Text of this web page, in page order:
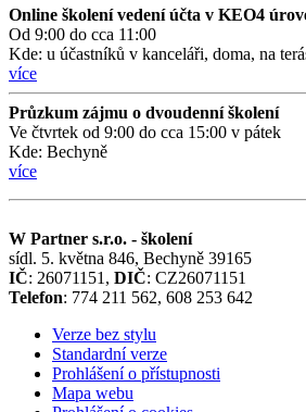
Online školení vedení účta v KEO4
Od 9:00 do cca 11:00
Kde: u účastníků v kanceláři, doma, na
více
Průzkum zájmu o dvoudenní školení
Ve čtvrtek od 9:00 do cca 15:00 v pátek
Kde: Bechyně
více
W Partner s.r.o. - školení
sídl. 5. května 846, Bechyně 39165
IČ: 26071151, DIČ: CZ26071151
Telefon: 774 211 562, 608 253 642
Verze bez stylu
Standardní verze
Prohlášení o přístupnosti
Mapa webu